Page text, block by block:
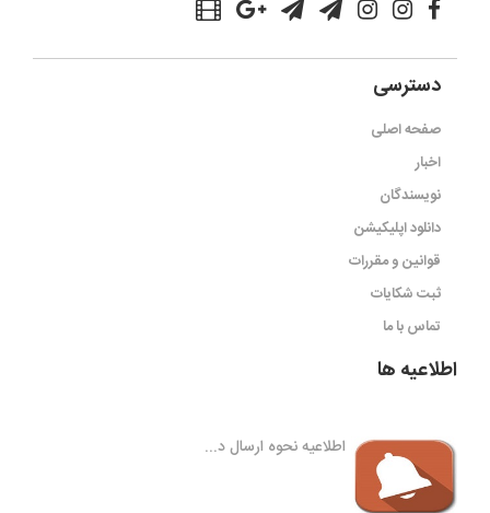
دسترسی
صفحه اصلی
اخبار
نویسندگان
دانلود اپلیکیشن
قوانین و مقررات
ثبت شکایات
تماس با ما
اطلاعیه ها
اطلاعیه نحوه ارسال د...